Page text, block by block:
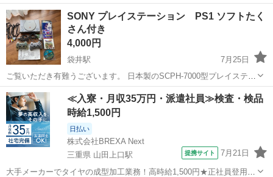
になります！アダプターと配線は付きません！スーパーファミコン も
値段が高騰してきてますので、安いうちにゲットしてください！古い
物ですので、あくまでジャンク扱いで...
静岡 磐田市 テレビゲーム
SONY プレイステーション PS1 ソフトたく
さん付き
4,000円
袋井駅
7月25日
ご覧いただき有難うございます。 日本製のSCPH-7000型プレイステー
ション、コントローラー2個とゲームソフト付き。 - モデル: SCPH-
7000 - 付属品: コントローラー2個、AVケーブル、電源ケーブル、説明
書...
静岡 袋井市 袋井駅 テレビゲーム ゲームソフト
≪入寮・月収35万円・派遣社員≫検査・検品
時給1,500円
日払い
株式会社BREXA Next
三重県 山田上口駅
提携サイト 7月21日
大手メーカーでタイヤの成型加工業務！高時給1,500円★正社員登用制